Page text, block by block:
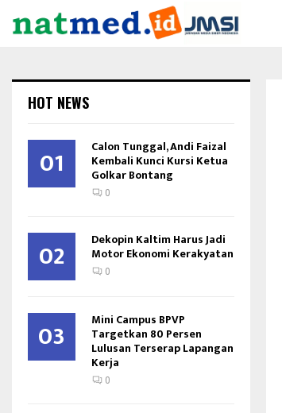
HOT NEWS
01 Calon Tunggal, Andi Faizal
Kembali Kunci Kursi Ketua
Golkar Bontang
0
02 Dekopin Kaltim Harus Jadi
Motor Ekonomi Kerakyatan
0
03 Mini Campus BPVP
Targetkan 80 Persen
Lulusan Terserap Lapangan
Kerja
0